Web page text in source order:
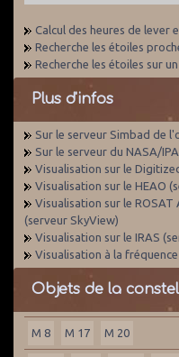
Calcul des heures de lever
Recherche les étoiles
Recherche les étoiles sur
Plus d'infos
Sur le serveur Simbad de
Sur le serveur du NASA/
Visualisation sur le
Visualisation sur le HEAO
Visualisation sur le ROSAT
(serveur SkyView)
Visualisation sur le IRAS
Visualisation à la
Objets de la
M 8 M 17 M 20